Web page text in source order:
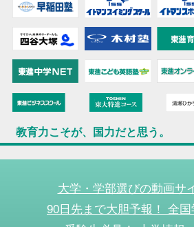
教育力こそが、国力だと思う。
大学・学部選びの動画サ
90日先まで大胆予報！ 全